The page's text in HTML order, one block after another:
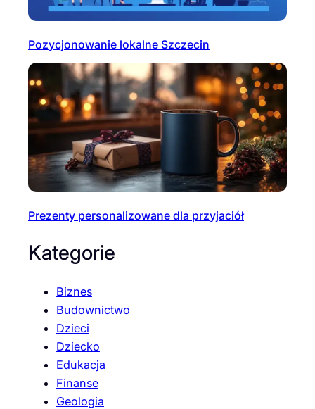
Pozycjonowanie lokalne Szczecin
Prezenty personalizowane dla przyjaciół
Kategorie
Biznes
Budownictwo
Dzieci
Dziecko
Edukacja
Finanse
Geologia